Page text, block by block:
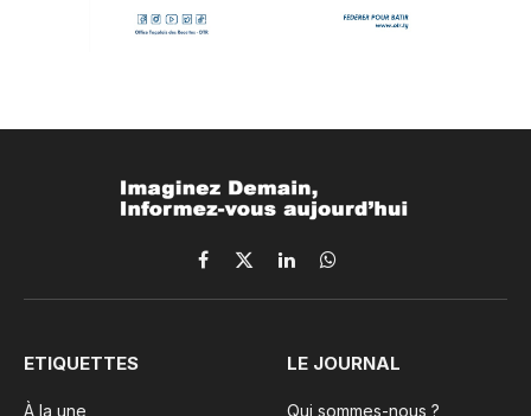
Facebook
X
(Twitter)
LinkedInWhatsApp
ETIQUETTES
À la une
LE JOURNAL
Qui sommes-nous ?